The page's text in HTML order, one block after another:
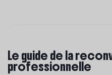
Le guide de la
professionnelle